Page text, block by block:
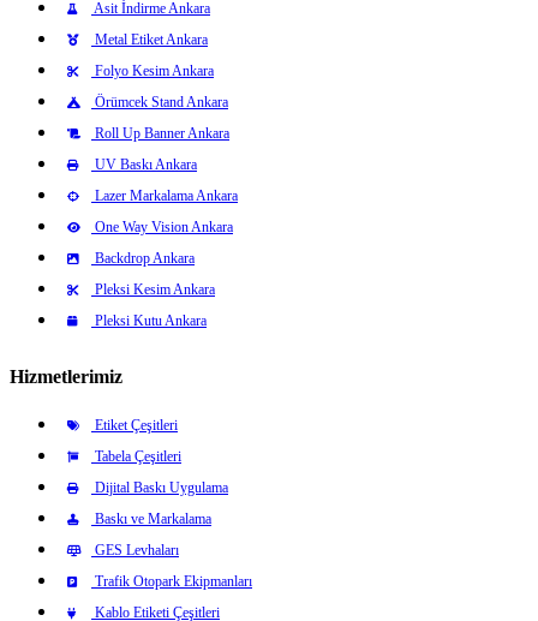
Asit İndirme Ankara
Metal Etiket Ankara
Folyo Kesim Ankara
Örümcek Stand Ankara
Roll Up Banner Ankara
UV Baskı Ankara
Lazer Markalama Ankara
One Way Vision Ankara
Backdrop Ankara
Pleksi Kesim Ankara
Pleksi Kutu Ankara
Hizmetlerimiz
Etiket Çeşitleri
Tabela Çeşitleri
Dijital Baskı Uygulama
Baskı ve Markalama
GES Levhaları
Trafik Otopark Ekipmanları
Kablo Etiketi Çeşitleri